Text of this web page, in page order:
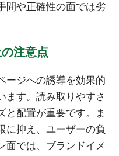
間や正確性の面では劣
注意点
ージへの誘導を効果的
ます。読み取りやすさ
と配置が重要です。ま
に抑え、ユーザーの負
面では、ブランドイメ